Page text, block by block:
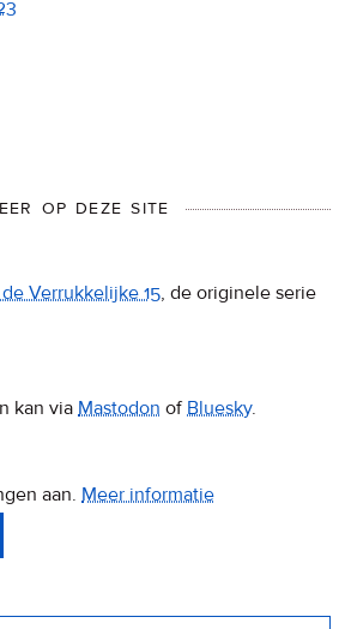
OP DEZE SITE
Verrukkelijke 15, de originele serie
kan via Mastodon ofBluesky.
aan. Meer informatie